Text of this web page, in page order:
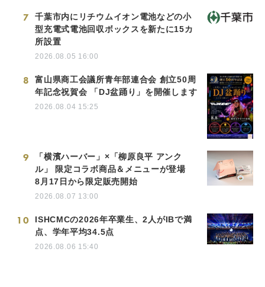
7
千葉市内にリチウムイオン電池などの小
型充電式電池回収ボックスを新たに15カ
所設置
2026.08.05 16:00
8
富山県商工会議所青年部連合会 創立50周
年記念祝賀会 「DJ盆踊り」を開催します
2026.08.04 15:25
9
「横濱ハーバー」×「柳原良平 アンク
ル」 限定コラボ商品＆メニューが登場
8月17日から限定販売開始
2026.08.07 13:00
10
ISHCMCの2026年卒業生、2人がIBで満
点、学年平均34.5点
2026.08.06 15:40